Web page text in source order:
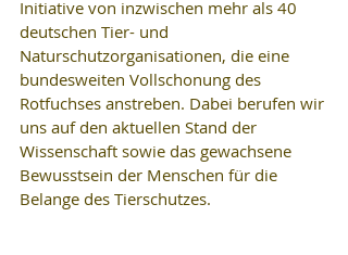
Initiative von inzwischen mehr als 40
deutschen Tier- und
Naturschutzorganisationen, die eine
bundesweiten Vollschonung des
Rotfuchses anstreben. Dabei berufen wir
uns auf den aktuellen Stand der
Wissenschaft sowie das gewachsene
Bewusstsein der Menschen für die
Belange des Tierschutzes.